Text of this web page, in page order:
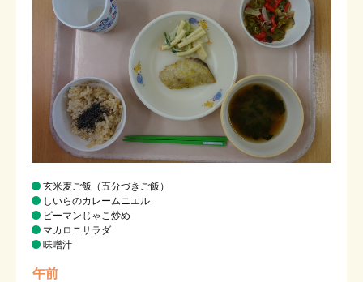
玄米麦ご飯（五分づきご飯）
しいらのカレームニエル
ピーマンじゃこ炒め
マカロニサラダ
味噌汁
午前